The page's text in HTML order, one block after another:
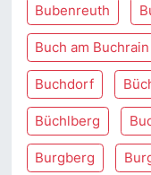
Bubenreuth
Buch am Buchrain
Buchdorf
Büchlberg
Burgberg